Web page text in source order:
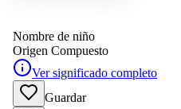
Nombre de niño
Origen Compuesto
Ver significado completo
Guardar